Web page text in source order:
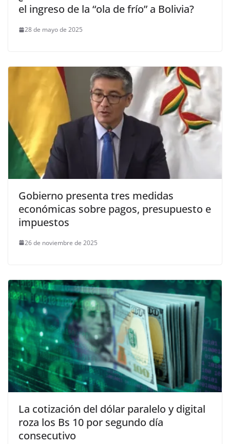
el ingreso de la “ola de frío” a Bolivia?
28 de mayo de 2025
Gobierno presenta tres medidas
económicas sobre pagos, presupuesto e
impuestos
26 de noviembre de 2025
La cotización del dólar paralelo y digital
roza los Bs 10 por segundo día
consecutivo